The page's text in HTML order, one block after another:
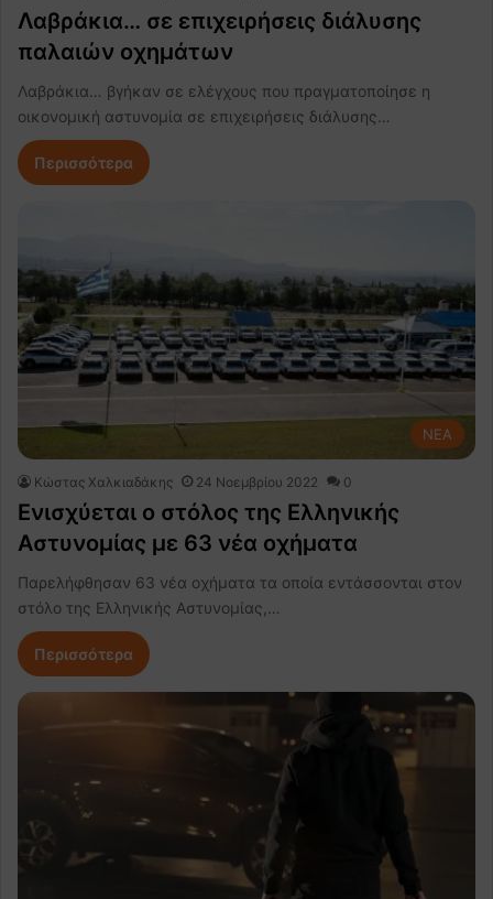
Λαβράκια… σε επιχειρήσεις διάλυσης
παλαιών οχημάτων
Λαβράκια… βγήκαν σε ελέγχους που πραγματοποίησε η
οικονομική αστυνομία σε επιχειρήσεις διάλυσης…
Περισσότερα
NEA
Κώστας Χαλκιαδάκης 24 Νοεμβρίου 2022 0
Ενισχύεται ο στόλος της Ελληνικής
Αστυνομίας με 63 νέα οχήματα
Παρελήφθησαν 63 νέα οχήματα τα οποία εντάσσονται στον
στόλο της Ελληνικής Αστυνομίας,…
Περισσότερα